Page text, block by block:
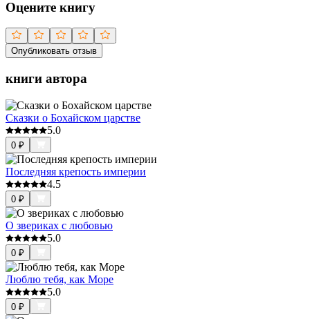
Оцените книгу
Опубликовать отзыв
книги автора
Сказки о Бохайском царстве
5.0
0 ₽
Последняя крепость империи
4.5
0 ₽
О звериках с любовью
5.0
0 ₽
Люблю тебя, как Море
5.0
0 ₽